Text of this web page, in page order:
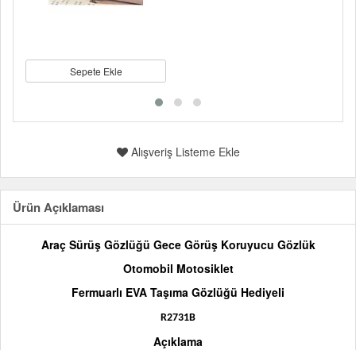
Sepete Ekle
Alışveriş Listeme Ekle
Ürün Açıklaması
Araç Sürüş Gözlüğü Gece Görüş Koruyucu Gözlük
Otomobil Motosiklet
Fermuarlı EVA Taşıma Gözlüğü Hediyeli
R2731B
Açıklama